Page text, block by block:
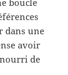
boucle
dans une
avoir
de